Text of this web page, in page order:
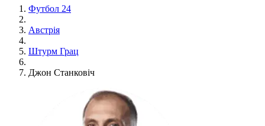
Футбол 24
Австрія
Штурм Грац
Джон Станковіч